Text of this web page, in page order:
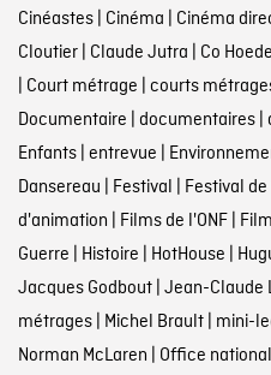
Cinéastes| Cinéma Cinéma
Cloutier| Claude Jutra Co
Court métrage courts
Documentaire documentaires|
Enfants| entrevue
Dansereau Festival Festival
d'animation Films de l'ONF|
Guerre Histoire HotHouse
Jacques Godbout| Jean-Claude
métrages| Michel Brault| mini-
Norman McLaren Office